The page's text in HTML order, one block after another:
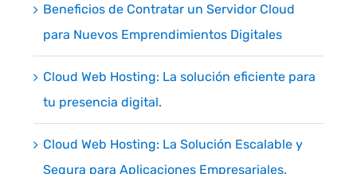
Beneficios de Contratar un Servidor Cloud
para Nuevos Emprendimientos Digitales
Cloud Web Hosting: La solución eficiente para
tu presencia digital.
Cloud Web Hosting: La Solución Escalable y
Segura para Aplicaciones Empresariales.